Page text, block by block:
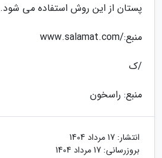
پستان از این روش استفاده می شود.
منبع:/www.salamat.com
/ک
منبع: راسخون
انتشار: 17 مرداد 1404
بروزرسانی: 17 مرداد 1404